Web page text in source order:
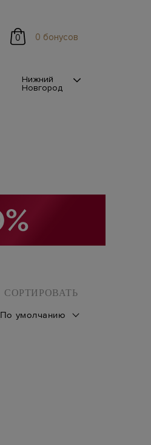
0 0 бонусов
Нижний
Новгород
СОРТИРОВАТЬ
По умолчанию